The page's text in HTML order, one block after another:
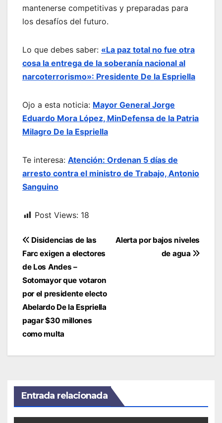
mantenerse competitivas y preparadas para
los desafíos del futuro.
Lo que debes saber: «La paz total no fue otra
cosa la entrega de la soberanía nacional al
narcoterrorismo»: Presidente De la Espriella
Ojo a esta noticia: Mayor General Jorge
Eduardo Mora López, MinDefensa de la Patria
Milagro De la Espriella
Te interesa: Atención: Ordenan 5 días de
arresto contra el ministro de Trabajo, Antonio
Sanguino
Post Views: 18
Navegación
de
entradas
Alerta por bajos niveles
de agua
Disidencias de las
Farc exigen a electores
de Los Andes –
Sotomayor que votaron
por el presidente electo
Abelardo De la Espriella
pagar $30 millones
como multa
Entrada relacionada